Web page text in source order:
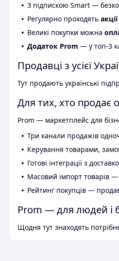
З підпискою Smart —
Регулярно проходять
Великі покупки можна
Додаток Prom — у топ-3
Продавці з усієї
Тут продають українські
Для тих, хто продає
Prom — маркетплейс для
Три канали продажів
Керування товарами,
Готові інтеграції з
Масовий імпорт товарів
Рейтинг покупців —
Prom — для людей і
Щодня тут знаходять